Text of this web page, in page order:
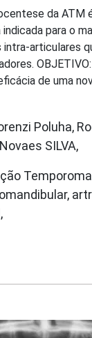
da ATM
para o
articulares
de uma
Poluha,
SILVA,